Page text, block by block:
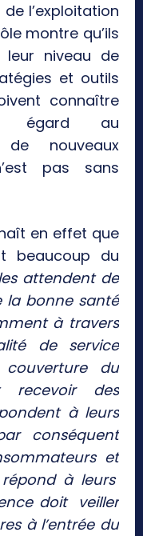
l’exploitation
montre qu’ils
leur niveau de
et outils
connaître
égard au
de nouveaux
pas sans
en effet que
beaucoup du
attendent de
la bonne santé
à travers
de service
du
recevoir des
à leurs
conséquent
et
à leurs
doit veiller
à l’entrée du